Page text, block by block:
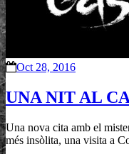
Oct 28, 2016
UNA NIT AL
Una nova cita amb el
més insòlita, una visita a